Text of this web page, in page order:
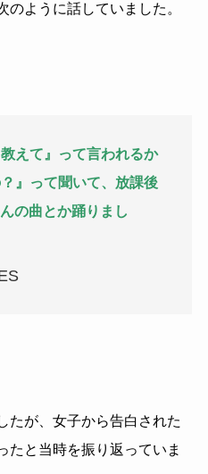
ように話していました。
えて』って言われるか
』って聞いて、放課後
の曲とか踊りまし
たが、女子から告白された
たと当時を振り返っていま